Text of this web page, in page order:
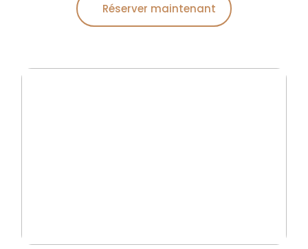
Réserver maintenant